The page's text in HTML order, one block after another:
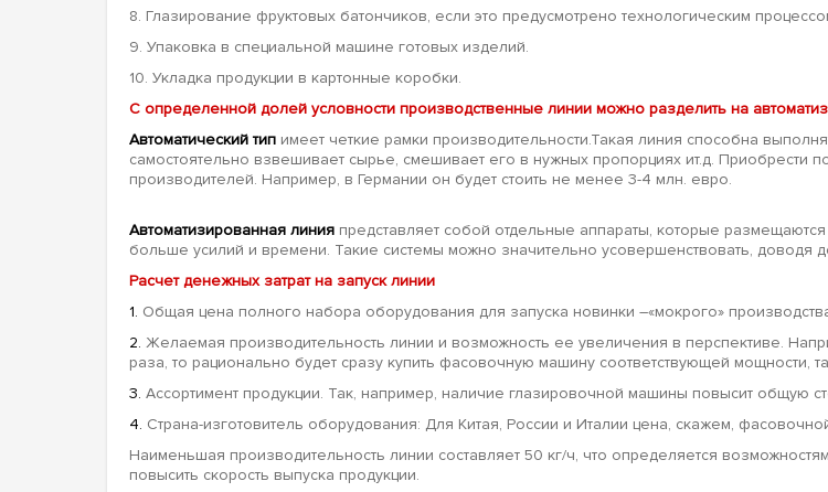
8. Глазирование фруктовых батончиков, если это предусмотрено технологическим
9. Упаковка в специальной машине готовых изделий.
10. Укладка продукции в картонные коробки.
С определенной долей условности производственные линии можно разделить на
Автоматический тип имеет четкие рамки производительности.Такая линия способна
самостоятельно взвешивает сырье, смешивает его в нужных пропорциях ит.д. Приобрести
производителей. Например, в Германии он будет стоить не менее 3-4 млн. евро.
Автоматизированная линия представляет собой отдельные аппараты, которые
больше усилий и времени. Такие системы можно значительно усовершенствовать, доводя
Расчет денежных затрат на запуск линии
1. Общая цена полного набора оборудования для запуска новинки –«мокрого»
2. Желаемая производительность линии и возможность ее увеличения в перспективе.
раза, то рационально будет сразу купить фасовочную машину соответствующей мощности,
3. Ассортимент продукции. Так, например, наличие глазировочной машины повысит общую
4. Страна-изготовитель оборудования: Для Китая, России и Италии цена, скажем,
Наименьшая производительность линии составляет 50 кг/ч, что определяется
повысить скорость выпуска продукции.